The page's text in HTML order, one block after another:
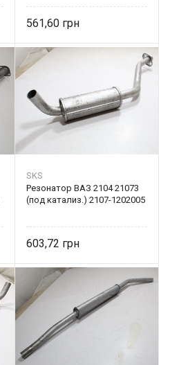
561,60
SKS
Резонатор ВАЗ 2104 21073
(под катализ.) 2107-1202005
603,72